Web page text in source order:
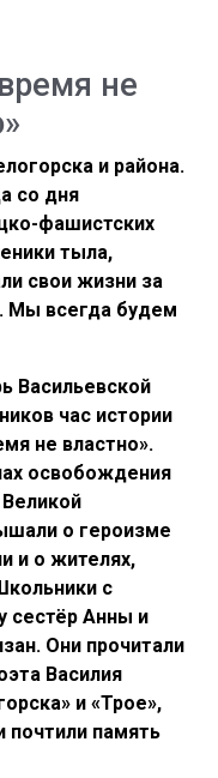
не
и района.
со дня
фашистских
тыла,
свои жизни за
Мы всегда будем
Васильевской
час истории
не властно».
освобождения
о героизме
и о жителях,
с
сестёр Анны и
Они прочитали
Василия
и «Трое»,
почтили память